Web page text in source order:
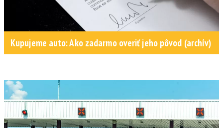
Kupujeme auto: Ako zadarmo overiť jeho pôvod (archív)